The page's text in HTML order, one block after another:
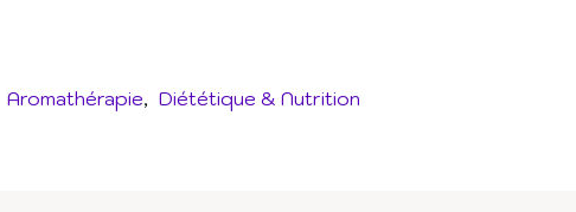
Aromathérapie Diététique & Nutrition